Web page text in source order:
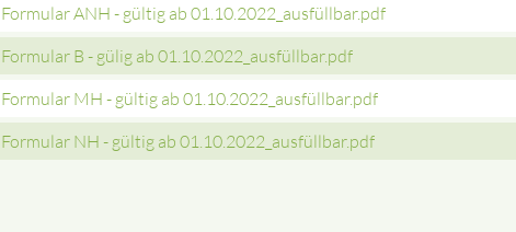
Formular ANH - gültig ab 01.10.2022_ausfüllbar.pdf
Formular B - gülig ab 01.10.2022_ausfüllbar.pdf
Formular MH - gültig ab 01.10.2022_ausfüllbar.pdf
Formular NH - gültig ab 01.10.2022_ausfüllbar.pdf